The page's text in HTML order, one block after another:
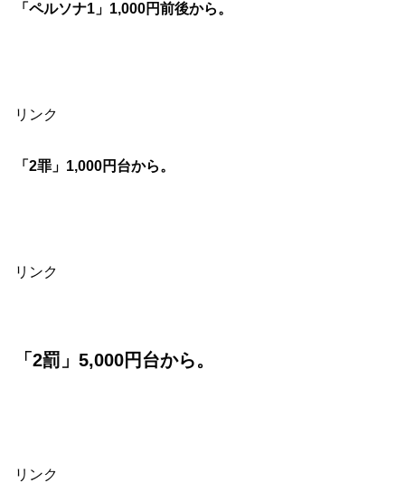
「ペルソナ1」1,000円前後から。
リンク
「2罪」1,000円台から。
リンク
「2罰」5,000円台から。
リンク